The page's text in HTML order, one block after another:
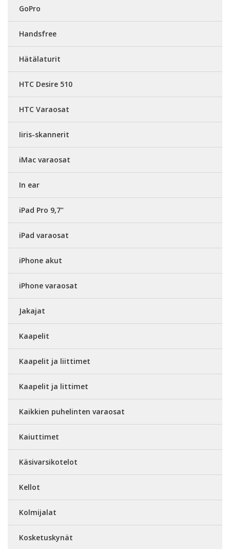
GoPro
Handsfree
Hätälaturit
HTC Desire 510
HTC Varaosat
Iiris-skannerit
iMac varaosat
In ear
iPad Pro 9,7"
iPad varaosat
iPhone akut
iPhone varaosat
Jakajat
Kaapelit
Kaapelit ja liittimet
Kaapelit ja littimet
Kaikkien puhelinten varaosat
Kaiuttimet
Käsivarsikotelot
Kellot
Kolmijalat
Kosketuskynät